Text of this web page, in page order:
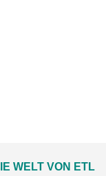
WELT VON ETL